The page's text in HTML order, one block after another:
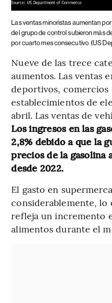
Las ventas minoristas aumentan
del grupo de control subieron más
por cuarto mes consecutivo (US
Nueve de las trece
aumentos. Las ventas
deportivos, comercios
establecimientos de
abril. Las ventas de
Los ingresos en las
2,8% debido a que la
precios de la gasolina
desde 2022.
El gasto en
considerablemente, lo
refleja un incremento
alimentos durante el